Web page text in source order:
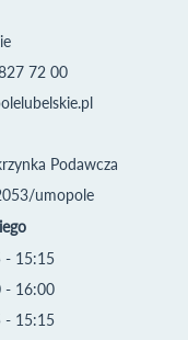
72 00
Podawcza
umopole
- 15:15
- 16:00
- 15:15